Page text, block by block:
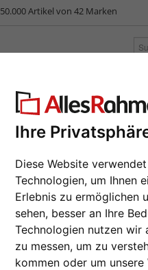
Ihre
Diese Website
Technologien, um Ihnen
Erlebnis zu ermöglichen
sehen, besser an Ihre
Technologien nutzen wir
zu messen, um zu
kommen oder um
Artikel von 42 Marken
|Bilderrahmen-Shop
Boti